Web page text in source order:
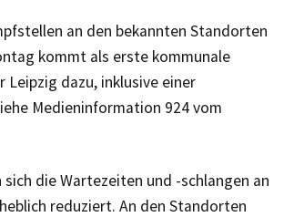
an den bekannten Standorten
kommt als erste kommunale
Leipzig dazu, inklusive einer
Medieninformation 924 vom
die Wartezeiten und -schlangen an
reduziert. An den Standorten